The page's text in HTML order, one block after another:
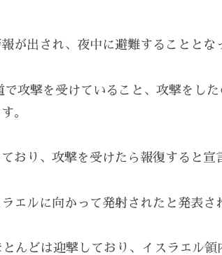
が出され、夜中に避難することとな
攻撃を受けていること、攻撃をし
。
おり、攻撃を受けたら報復すると宣
エルに向かって発射されたと発表さ
んどは迎撃しており、イスラエル領